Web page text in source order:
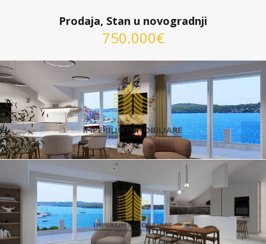
Prodaja, Stan u novogradnji
750.000€